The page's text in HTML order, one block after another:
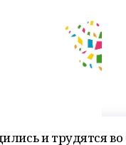
и трудятся